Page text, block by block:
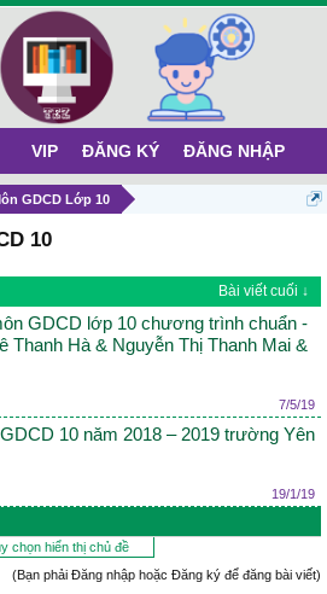
GDCD Lớp 10
10
Bài viết cuối ↓
GDCD lớp 10 chương trình chuẩn -
Thanh Hà & Nguyễn Thị Thanh Mai &
7/5/19
10 năm 2018 – 2019 trường Yên
19/1/19
chọn hiển thị chủ đề
(Bạn phải Đăng nhập hoặc Đăng ký để đăng bài viết)
VIP ĐĂNG KÝ ĐĂNG NHẬP